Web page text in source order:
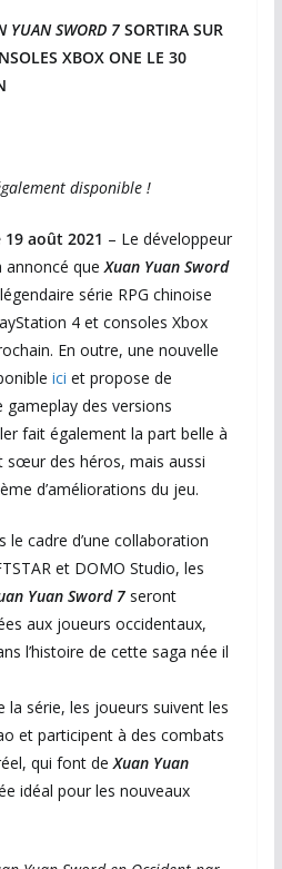
YUAN SWORD 7SORTIRA SUR
XBOX ONE LE 30
disponible !
août 2021 – Le développeur
queXuan Yuan Sword
série RPG chinoise
4 et consoles Xbox
En outre, une nouvelle
ici et propose de
gameplay des versions
fait également la part belle à
sœur des héros, mais aussi
d’améliorations du jeu.
le cadre d’une collaboration
et DOMO Studio, les
Yuan Sword 7seront
aux joueurs occidentaux,
l’histoire de cette saga née il
la série, les joueurs suivent les
et participent à des combats
qui font deXuan Yuan
idéal pour les nouveaux